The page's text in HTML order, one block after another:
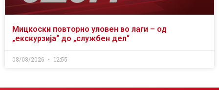
Мицкоски повторно уловен во лаги – од
„екскурзија“ до „службен дел“
08/08/2026 12:55